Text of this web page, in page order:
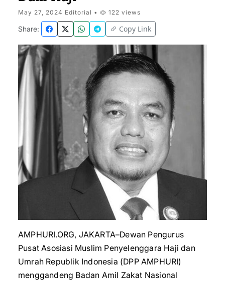
May 27, 2024 Editorial • 122 views
Share: Copy Link
AMPHURI.ORG, JAKARTA–Dewan Pengurus
Pusat Asosiasi Muslim Penyelenggara Haji dan
Umrah Republik Indonesia (DPP AMPHURI)
menggandeng Badan Amil Zakat Nasional